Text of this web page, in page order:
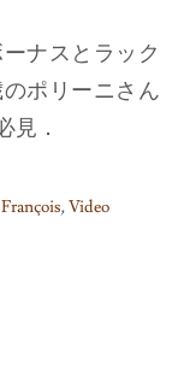
ナスとラック
ポリーニさん
見．
,Video